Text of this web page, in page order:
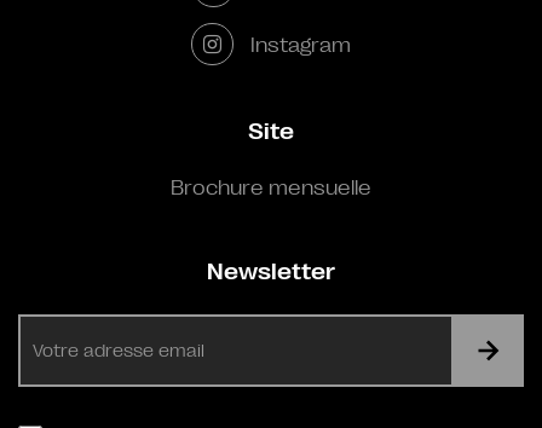
Instagram
Site
Brochure mensuelle
Newsletter